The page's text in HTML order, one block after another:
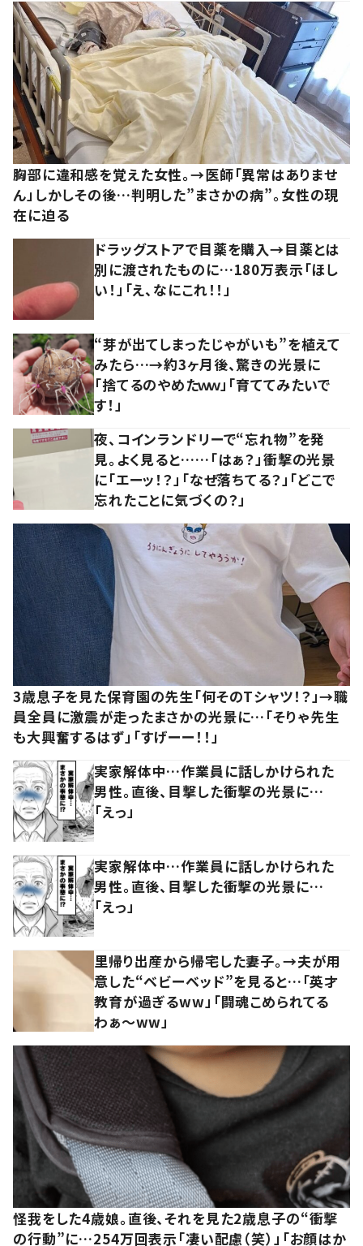
胸部に違和感を覚えた女性。→医師「異常はありませ
ん」しかしその後…判明した”まさかの病”。女性の現
在に迫る
ドラッグストアで目薬を購入→目薬とは
別に渡されたものに…180万表示「ほし
い！」「え、なにこれ！！」
“芽が出てしまったじゃがいも”を植えて
みたら…→約3ヶ月後、驚きの光景に
「捨てるのやめたｗｗ」「育ててみたいで
す！」
夜、コインランドリーで“忘れ物”を発
見。よく見ると……「はぁ？」衝撃の光景
に「エーッ！？」「なぜ落ちてる？」「どこで
忘れたことに気づくの？」
3歳息子を見た保育園の先生「何そのTシャツ！？」→職
員全員に激震が走ったまさかの光景に…「そりゃ先生
も大興奮するはず」「すげーー！！」
実家解体中…作業員に話しかけられた
男性。直後、目撃した衝撃の光景に…
「えっ」
実家解体中…作業員に話しかけられた
男性。直後、目撃した衝撃の光景に…
「えっ」
里帰り出産から帰宅した妻子。→夫が用
意した“ベビーベッド”を見ると…「英才
教育が過ぎるww」「闘魂こめられてる
わぁ～ww」
怪我をした4歳娘。直後、それを見た2歳息子の“衝撃
の行動”に…254万回表示「凄い配慮（笑）」「お顔はか